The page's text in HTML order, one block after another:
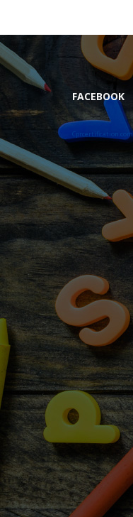
FACEBOOK
Cprcertification.com